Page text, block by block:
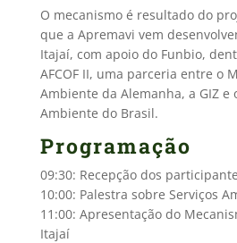
O mecanismo é resultado do
que a Apremavi vem
Itajaí, com apoio do Funbio,
AFCOF II, uma parceria entre o
Ambiente da Alemanha, a GIZ
Ambiente do Brasil.
Programação
09:30: Recepção dos
10:00: Palestra sobre Serviços
11:00: Apresentação do
Itajaí